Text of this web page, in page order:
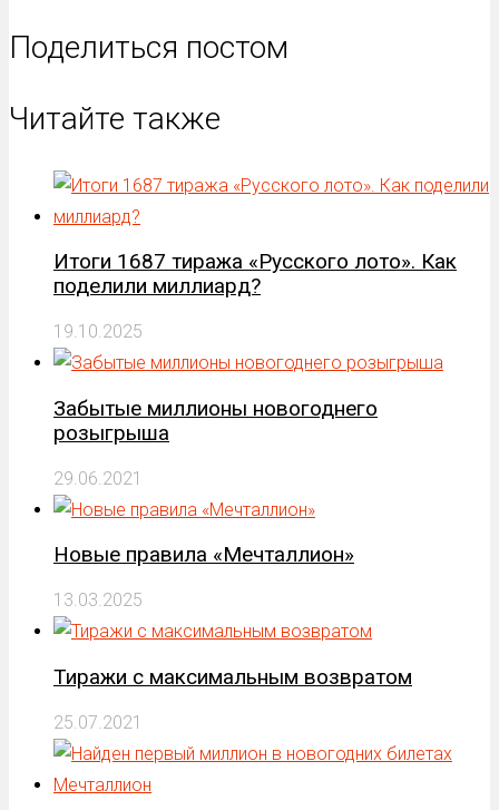
Поделиться постом
Читайте также
Итоги 1687 тиража «Русского лото». Как
поделили миллиард?
19.10.2025
Забытые миллионы новогоднего
розыгрыша
29.06.2021
Новые правила «Мечталлион»
13.03.2025
Тиражи с максимальным возвратом
25.07.2021